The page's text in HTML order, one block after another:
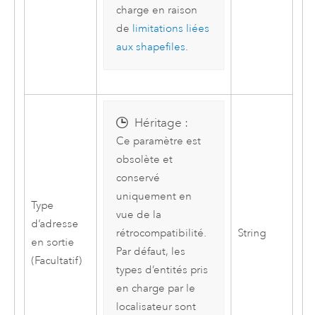
charge en raison
de limitations liées
aux shapefiles.
Type
d’adresse
en sortie
(Facultatif)
Héritage :
Ce paramètre est
obsolète et
conservé
uniquement en
vue de la
rétrocompatibilité.
Par défaut, les
types d’entités pris
en charge par le
localisateur sont
String